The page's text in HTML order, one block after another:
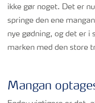
ikke gør noget. Det er
springe den ene
nye gødning, og det er i
marken med den store
Mangan